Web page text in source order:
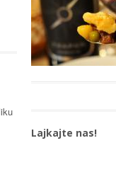
Lajkajte nas!